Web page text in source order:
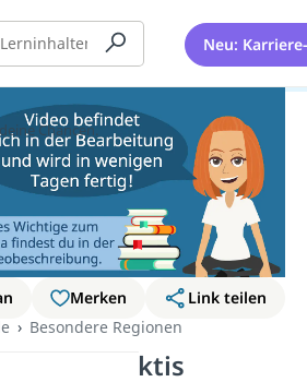
Neu:
Merken
Link teilen
Besondere Regionen
Arktis
Chancen.